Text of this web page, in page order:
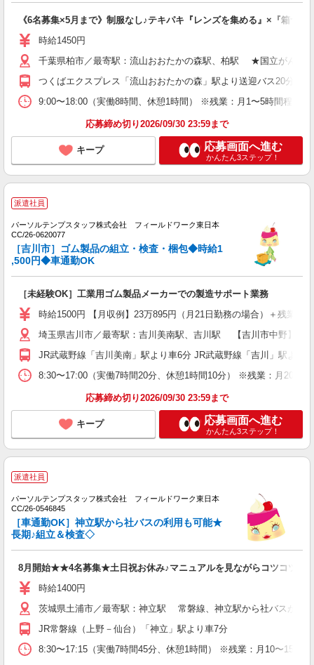
《6名募集×5月まで》制服なし♪テキパキ『レンズを集める』×『箱づめ
時給1450円
千葉県柏市／最寄駅：流山おおたかの森駅、柏駅 ★国立がん
つくばエクスプレス「流山おおたかの森」駅より送迎バス20分 東
9:00〜18:00（実働8時間、休憩1時間） ※残業：月1〜5時間程度
応募締め切り2026/09/30 23:59まで
キープ 応募画面へ進む
かんたん3ステップ！
派遣社員
パーソルテンプスタッフ株式会社 フィールドワーク東日本
CC/26-0620077
［吉川市］ゴム製品の組立・検査・梱包◆時給1
,500円◆車通勤OK
［未経験OK］工業用ゴム製品メーカーでの製造サポート業務
時給1500円 【月収例】23万895円（月21日勤務の場合）＋残業代
埼玉県吉川市／最寄駅：吉川美南駅、吉川駅 【吉川市中野】
JR武蔵野線「吉川美南」駅より車6分 JR武蔵野線「吉川」駅より
8:30〜17:00（実働7時間20分、休憩1時間10分） ※残業：月20〜
応募締め切り2026/09/30 23:59まで
キープ 応募画面へ進む
かんたん3ステップ！
派遣社員
パーソルテンプスタッフ株式会社 フィールドワーク東日本
CC/26-0546845
［車通勤OK］神立駅から社バスの利用も可能★
長期♪組立＆検査◇
8月開始★★4名募集★土日祝お休み♪マニュアルを見ながらコツコツ組
時給1400円
茨城県土浦市／最寄駅：神立駅 常磐線、神立駅から社バスが
JR常磐線（上野－仙台）「神立」駅より車7分
8:30〜17:15（実働7時間45分、休憩1時間） ※残業：月10〜15時